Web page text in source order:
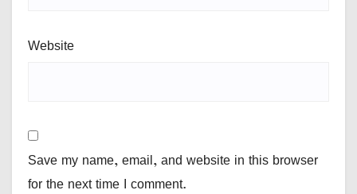
Website
Save my name, email, and website in this browser
for the next time I comment.